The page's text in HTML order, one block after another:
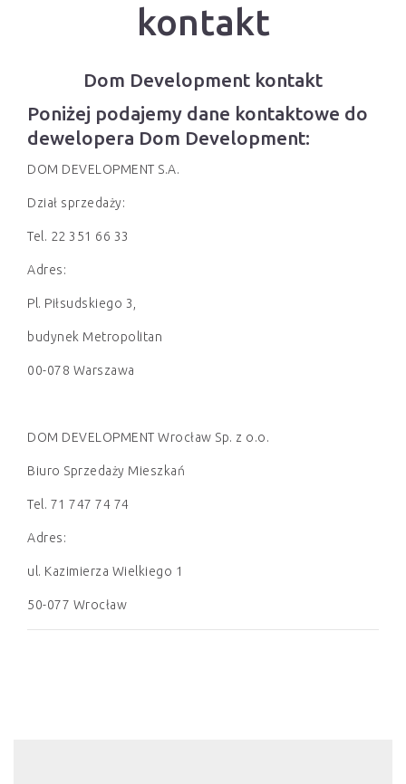
kontakt
Dom Development kontakt
Poniżej podajemy dane kontaktowe do
dewelopera Dom Development:
DOM DEVELOPMENT S.A.
Dział sprzedaży:
Tel. 22 351 66 33
Adres:
Pl. Piłsudskiego 3,
budynek Metropolitan
00-078 Warszawa
DOM DEVELOPMENT Wrocław Sp. z o.o.
Biuro Sprzedaży Mieszkań
Tel. 71 747 74 74
Adres:
ul. Kazimierza Wielkiego 1
50-077 Wrocław